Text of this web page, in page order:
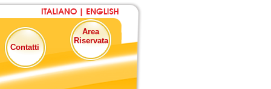
Contatti
Area
Riservata